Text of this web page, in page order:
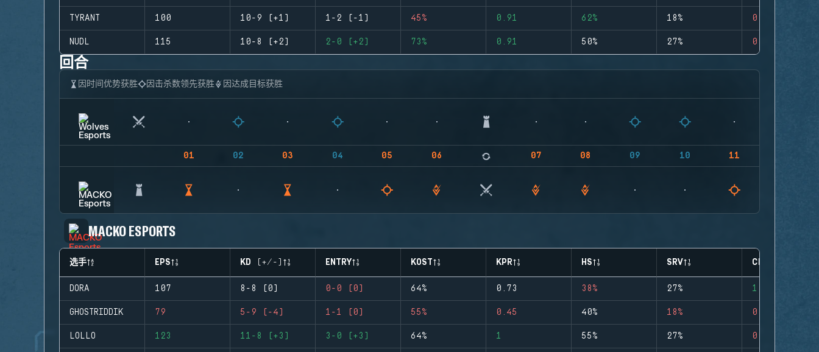
TYRANT 100 10-9 (+1) 1-2 (-1) 45% 0.91 62% 18% 0
NUDL 115 10-8 (+2) 2-0 (+2) 73% 0.91 50% 27% 0
回合
因时间优势获胜 因击杀数领先获胜 因达成目标获胜
01 02 03 04 05 06 07 08 09 10 11
MACKO ESPORTS
选手 EPS KD (+/-) ENTRY KOST KPR HS SRV CLUTCHES
DORA 107 8-8 (0) 0-0 (0) 64% 0.73 38% 27% 1
GHOSTRIDDIK 79 5-9 (-4) 1-1 (0) 55% 0.45 40% 18% 0
LOLLO 123 11-8 (+3) 3-0 (+3) 64% 1 55% 27% 0